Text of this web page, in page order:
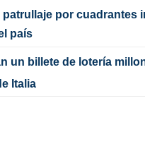
patrullaje por cuadrantes
país
un billete de lotería
Italia